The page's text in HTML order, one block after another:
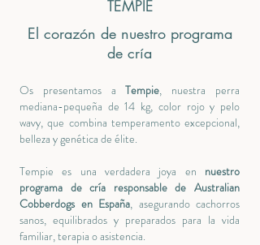
TEMPIE
El corazón de nuestro programa
de cría
Os presentamos aTempie, nuestra perra
mediana-pequeña de 14 kg, color rojo y pelo
wavy, que combina temperamento excepcional,
belleza y genética de élite.
Tempie es una verdadera joya en nuestro
programa de cría responsable de Australian
Cobberdogs en España, asegurando cachorros
sanos, equilibrados y preparados para la vida
familiar, terapia o asistencia.